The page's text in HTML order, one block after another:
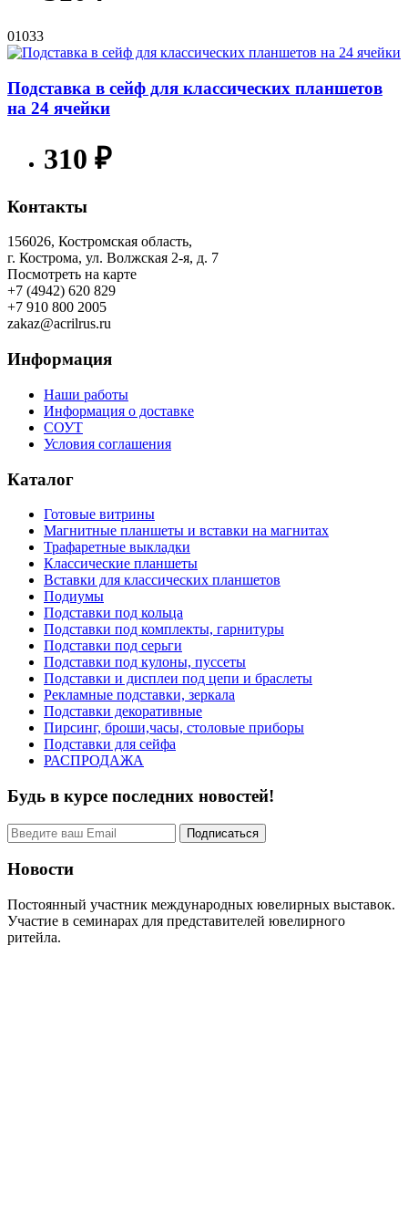
01033
Подставка в сейф для классических планшетов
на 24 ячейки
310 ₽
Контакты
156026, Костромская область,
г. Кострома, ул. Волжская 2-я, д. 7
Посмотреть на карте
+7 (4942) 620 829
+7 910 800 2005
zakaz@acrilrus.ru
Информация
Наши работы
Информация о доставке
СОУТ
Условия соглашения
Каталог
Готовые витрины
Магнитные планшеты и вставки на магнитах
Трафаретные выкладки
Классические планшеты
Вставки для классических планшетов
Подиумы
Подставки под кольца
Подставки под комплекты, гарнитуры
Подставки под серьги
Подставки под кулоны, пуссеты
Подставки и дисплеи под цепи и браслеты
Рекламные подставки, зеркала
Подставки декоративные
Пирсинг, броши,часы, столовые приборы
Подставки для сейфа
РАСПРОДАЖА
Будь в курсе последних новостей!
Новости
Постоянный участник международных ювелирных выставок.
Участие в семинарах для представителей ювелирного
ритейла.